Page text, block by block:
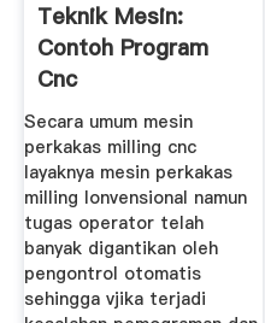
Teknik Mesin:
Contoh Program
Cnc
Secara umum mesin
perkakas milling cnc
layaknya mesin perkakas
milling lonvensional namun
tugas operator telah
banyak digantikan oleh
pengontrol otomatis
sehingga vjika terjadi